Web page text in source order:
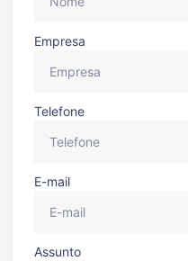
Empresa
Telefone
E-mail
Assunto